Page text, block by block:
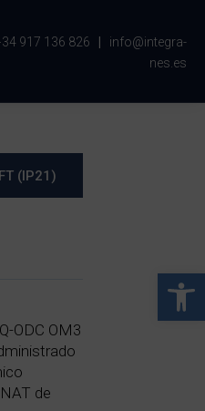
Abrir
917 136 826
info@integra-
nes.es
(IP21)
ODC OM3
de